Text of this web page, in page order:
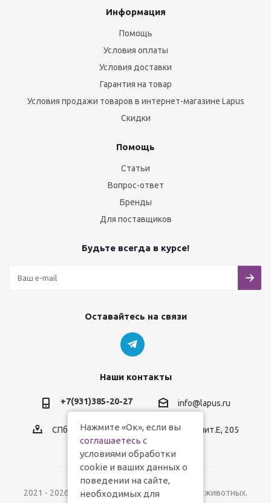
Информация
Помощь
Условия оплаты
Условия доставки
Гарантия на товар
Условия продажи товаров в интернет-магазине Lapus
Скидки
Помощь
Статьи
Вопрос-ответ
Бренды
Для поставщиков
Будьте всегда в курсе!
Оставайтесь на связи
Наши контакты
+7(931)385-20-27 info@lapus.ru
СПб, пр.Обуховской Обороны, д.116, лит.Е, 205
2021 - 2026 © Lapus.ru - магазин товаров для животных.
Нажмите «Ок», если вы
соглашаетесь с
условиями обработки
cookie и ваших данных о
поведении на сайте,
необходимых для